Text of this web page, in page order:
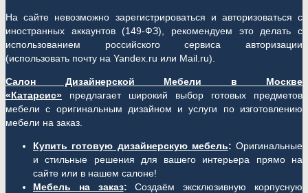
На сайте невозможно зарегистрироваться и авторизоваться с
иностранных аккаунтов (149-ФЗ), рекомендуем это делать с
использованием российского сервиса авторизации
(использовать почту на Yandex.ru или Mail.ru).
Салон Дизайнерской Мебели в Москве
«Катарсис»
предлагает широкий выбор готовых предметов
мебели с оригинальным дизайном и услуги по изготовлению
мебели на заказ.
Купить готовую дизайнерскую мебель: Оригинальные
и стильные решения для вашего интерьера прямо на
сайте или в нашем салоне!
Мебель на заказ: Создаём эксклюзивную корпусную